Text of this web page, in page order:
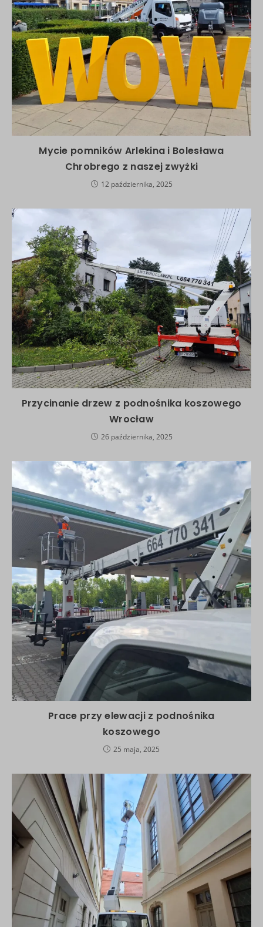
Mycie pomników Arlekina i Bolesława
Chrobrego z naszej zwyżki
12 października, 2025
Przycinanie drzew z podnośnika koszowego
Wrocław
26 października, 2025
Prace przy elewacji z podnośnika
koszowego
25 maja, 2025